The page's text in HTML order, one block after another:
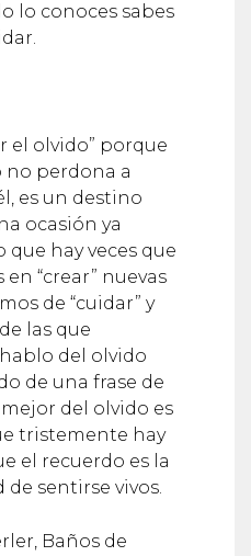
lo conoces sabes
el olvido” porque
no perdona a
es un destino
ocasión ya
hay veces que
“crear” nuevas
de “cuidar” y
las que
del olvido
de una frase de
mejor del olvido es
tristemente hay
el recuerdo es la
sentirse vivos.
Baños de